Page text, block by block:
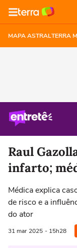
MAPA ASTRALTERRA
Raul
infarto;
Médica explica
de risco e a
do ator
31 mar 2025 - 15h28